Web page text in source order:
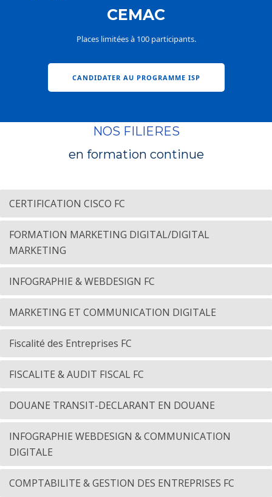
CEMAC
Places limitées à 100 participants.
CANDIDATER AU PROGRAMME ISP
NOS FILIERES
en formation continue
CERTIFICATION CISCO FC
FORMATION MARKETING DIGITAL/DIGITAL
MARKETING
INFOGRAPHIE & WEBDESIGN FC
MARKETING ET COMMUNICATION DIGITALE
Fiscalité des Entreprises FC
FISCALITE & AUDIT FISCAL FC
DOUANE TRANSIT-DECLARANT EN DOUANE
INFOGRAPHIE WEBDESIGN & COMMUNICATION
DIGITALE
COMPTABILITE & GESTION DES ENTREPRISES FC